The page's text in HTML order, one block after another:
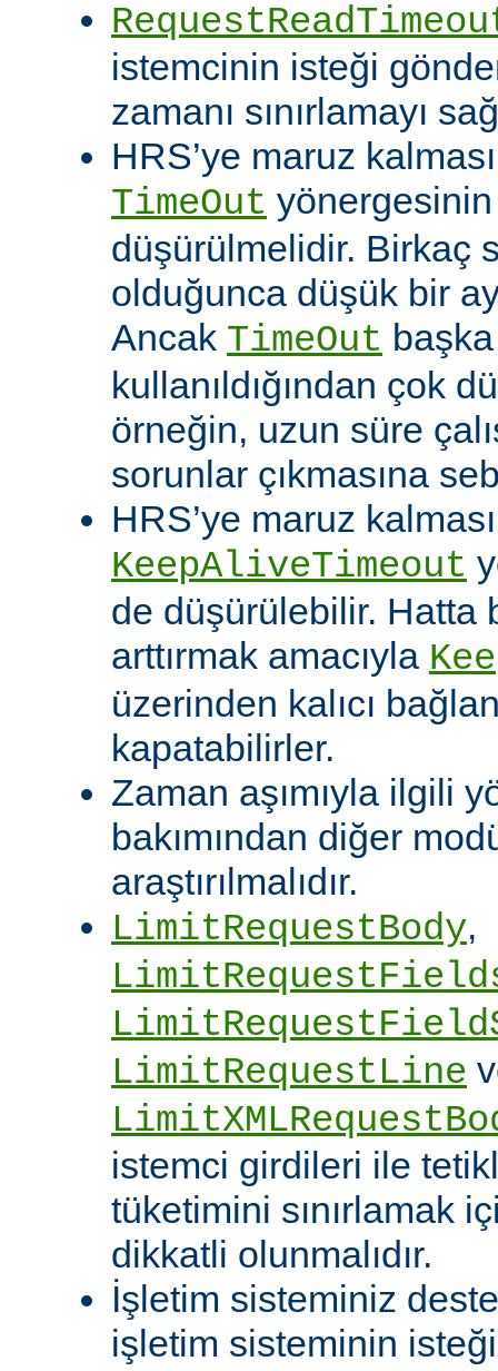
istemcinin isteği
zamanı sınırlamayı
HRS’ye maruz
TimeOut
düşürülmelidir. Birkaç
olduğunca düşük bir
Ancak TimeOut
kullanıldığından çok
örneğin, uzun süre
sorunlar çıkmasına
HRS’ye maruz
KeepAliveTimeout
de düşürülebilir. Hatta
arttırmak amacıyla
üzerinden kalıcı
kapatabilirler.
Zaman aşımıyla ilgili
bakımından diğer
araştırılmalıdır.
LimitRequestBody,
LimitRequestLine
istemci girdileri ile
tüketimini sınırlamak
dikkatli olunmalıdır.
İşletim sisteminiz
işletim sisteminin isteği